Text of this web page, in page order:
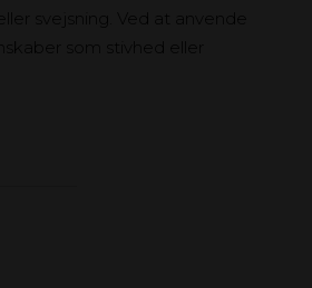
svejsning. Ved at anvende
som stivhed eller